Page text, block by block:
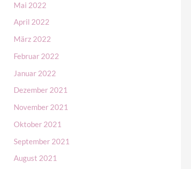
Mai 2022
April 2022
März 2022
Februar 2022
Januar 2022
Dezember 2021
November 2021
Oktober 2021
September 2021
August 2021